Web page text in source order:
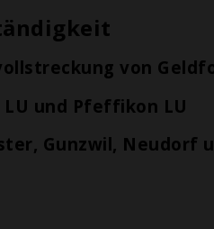
von
und Pfeffikon LU
Gunzwil, Neudorf